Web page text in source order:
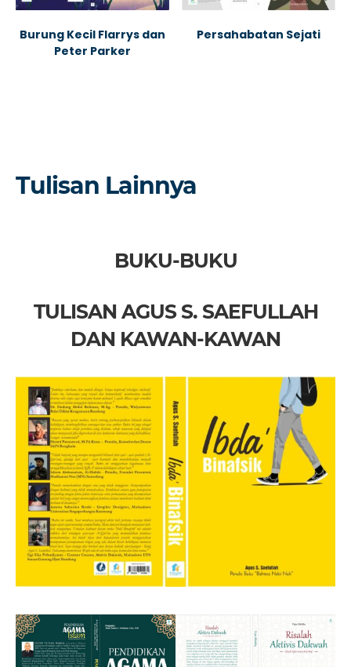
Burung Kecil Flarrys dan
Peter Parker
Persahabatan Sejati
Tulisan Lainnya
BUKU-BUKU
TULISAN AGUS S. SAEFULLAH
DAN KAWAN-KAWAN